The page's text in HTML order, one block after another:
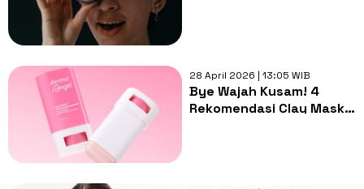
28 April 2026 | 13:05 WIB
Bye Wajah Kusam! 4
Rekomendasi Clay Mask